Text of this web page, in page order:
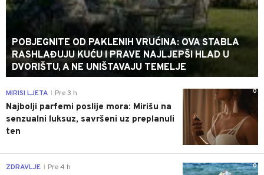
POBJEGNITE OD PAKLENIH VRUĆINA: OVA STABLA
RASHLAĐUJU KUĆU I PRAVE NAJLJEPŠI HLAD U
DVORIŠTU, A NE UNIŠTAVAJU TEMELJE
0
MIRISI LJETA Pre 3 h
Najbolji parfemi poslije mora: Mirišu na
senzualni luksuz, savršeni uz preplanuli
ten
0
ZDRAVLJE Pre 4 h